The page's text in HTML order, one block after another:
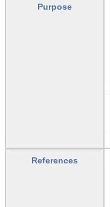
Purpose
References